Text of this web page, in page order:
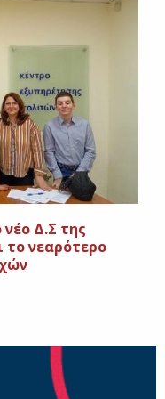
Δ.Σ της
νεαρότερο